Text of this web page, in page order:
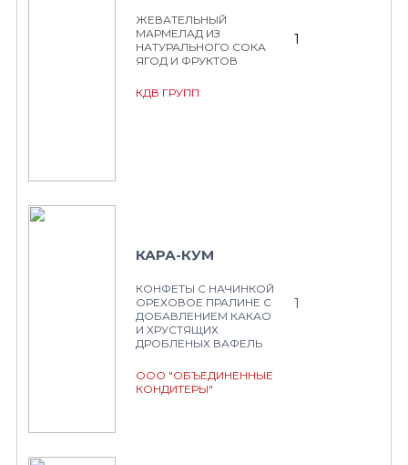
ЖЕВАТЕЛЬНЫЙ
МАРМЕЛАД ИЗ
НАТУРАЛЬНОГО СОКА
ЯГОД И ФРУКТОВ
КДВ ГРУПП
1
КАРА-КУМ
КОНФЕТЫ С НАЧИНКОЙ
ОРЕХОВОЕ ПРАЛИНЕ С
ДОБАВЛЕНИЕМ КАКАО
И ХРУСТЯЩИХ
ДРОБЛЕНЫХ ВАФЕЛЬ
ООО "ОБЪЕДИНЕННЫЕ
КОНДИТЕРЫ"
1